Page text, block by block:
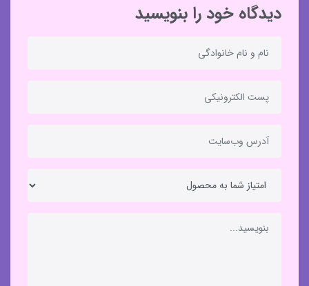
دیدگاه خود را بنویسید